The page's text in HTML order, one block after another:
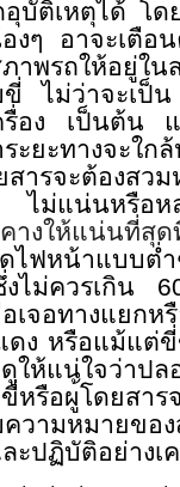
อุบัติเหตุได้ โด
งๆ อาจะเตื
าพรถให้อยู่ใน
ไม่ว่าจะเป็
อง เป็นต้น แ
ระยะทางจะใ
ารจะต้องสว
ม่แน่นหรือหล
างให้แน่นที่สุด
ดไฟหน้าแบบต่ำ
ไม่ควรเกิน
จอทางแยกหรื
ดง หรือแม้แต่
ให้แน่ใจว่าป
หรือผูโดยสาร
วามหมายขอ
ะปฏิบัติอย่างเ